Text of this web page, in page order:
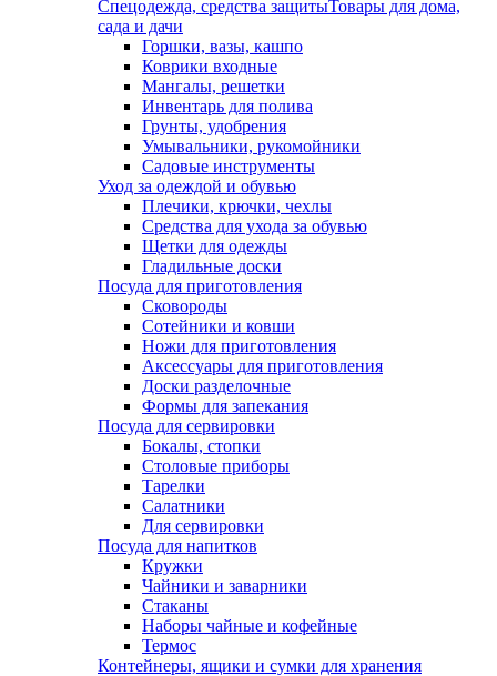
Спецодежда, средства защитыТовары для дома,
сада и дачи
Горшки, вазы, кашпо
Коврики входные
Мангалы, решетки
Инвентарь для полива
Грунты, удобрения
Умывальники, рукомойники
Садовые инструменты
Уход за одеждой и обувью
Плечики, крючки, чехлы
Средства для ухода за обувью
Щетки для одежды
Гладильные доски
Посуда для приготовления
Сковороды
Сотейники и ковши
Ножи для приготовления
Аксессуары для приготовления
Доски разделочные
Формы для запекания
Посуда для сервировки
Бокалы, стопки
Столовые приборы
Тарелки
Салатники
Для сервировки
Посуда для напитков
Кружки
Чайники и заварники
Стаканы
Наборы чайные и кофейные
Термос
Контейнеры, ящики и сумки для хранения